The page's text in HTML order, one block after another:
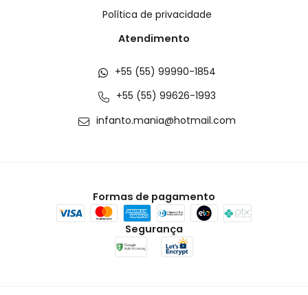
Política de privacidade
Atendimento
+55 (55) 99990-1854
+55 (55) 99626-1993
infanto.mania@hotmail.com
Formas de pagamento
Segurança